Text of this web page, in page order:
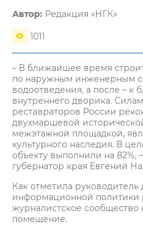
Автор: Редакция «НГК»
1011
– В ближайшее время
по наружным инженерным
водоотведения, а после – к
внутреннего дворика.
реставраторов России
двухмаршевой
межэтажной площадкой,
культурного наследия. В
объекту выполнили на 82%,
губернатор края Евгений
Как отметила руководитель
информационной политики
журналистское сообщество
помещение.